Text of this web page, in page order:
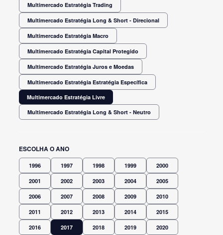
Multimercado Estratégia Trading
Multimercado Estratégia Long & Short - Direcional
Multimercado Estratégia Macro
Multimercado Estratégia Capital Protegido
Multimercado Estratégia Juros e Moedas
Multimercado Estratégia Estratégia Específica
Multimercado Estratégia Livre
Multimercado Estratégia Long & Short - Neutro
ESCOLHA O ANO
1996 1997 1998 1999 2000
2001 2002 2003 2004 2005
2006 2007 2008 2009 2010
2011 2012 2013 2014 2015
2016 2017 2018 2019 2020